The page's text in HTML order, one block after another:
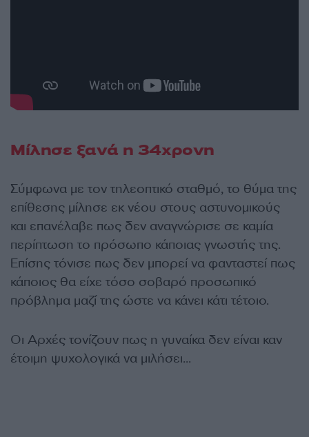
Μίλησε ξανά η 34χρονη
Σύμφωνα με τον τηλεοπτικό σταθμό, το θύμα της
επίθεσης μίλησε εκ νέου στους αστυνομικούς
και επανέλαβε πως δεν αναγνώρισε σε καμία
περίπτωση το πρόσωπο κάποιας γνωστής της.
Επίσης τόνισε πως δεν μπορεί να φανταστεί πως
κάποιος θα είχε τόσο σοβαρό προσωπικό
πρόβλημα μαζί της ώστε να κάνει κάτι τέτοιο.
Οι Αρχές τονίζουν πως η γυναίκα δεν είναι καν
έτοιμη ψυχολογικά να μιλήσει…